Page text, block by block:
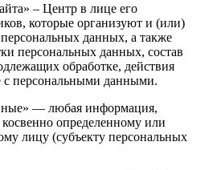
– Центр в лице его
которые организуют и (или)
данных, а также
персональных данных, состав
обработке, действия
персональными данными.
— любая информация,
определенному или
лицу (субъекту персональных